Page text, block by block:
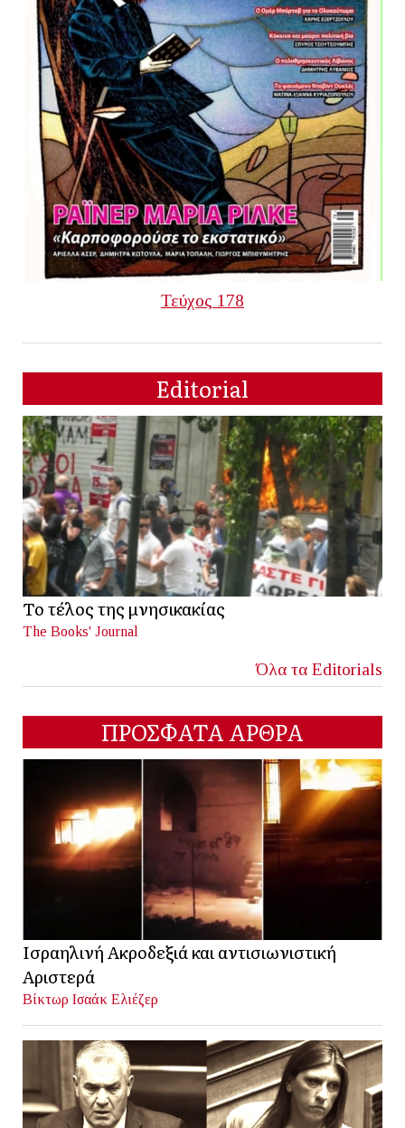
Τεύχος 178
Editorial
Το τέλος της μνησικακίας
The Books' Journal
Όλα τα Editorials
ΠΡΟΣΦΑΤΑ ΑΡΘΡΑ
Ισραηλινή Ακροδεξιά και αντισιωνιστική
Αριστερά
Βίκτωρ Ισαάκ Ελιέζερ